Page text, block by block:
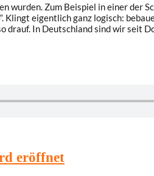
wurden. Zum Beispiel in einer der
Klingt eigentlich ganz logisch:
In Deutschland sind wir seit
eröffnet